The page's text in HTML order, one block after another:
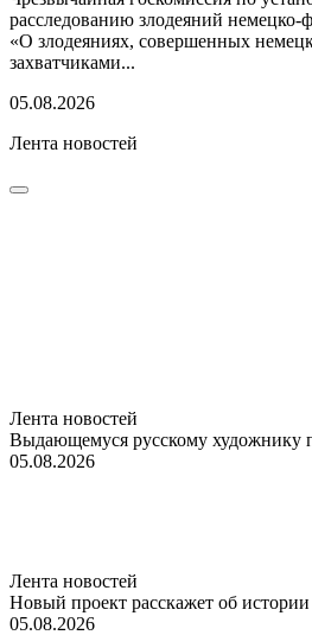
расследованию злодеяний немецко-
«О злодеяниях, совершенных
захватчиками...
05.08.2026
Лента новостей
Лента новостей
Выдающемуся русскому художнику
05.08.2026
Лента новостей
Новый проект расскажет об
05.08.2026